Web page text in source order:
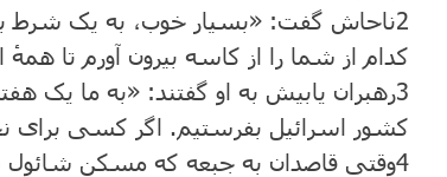
2ناحاش گفت: «بسیار خوب، به یک
کدام از شما را از کاسه بیرون آورم تا
3رهبران یابیش به او گفتند: «به ما یک
کشور اسرائیل بفرستیم. اگر کسی برای
4وقتی قاصدان به جبعه که مسکن شائول